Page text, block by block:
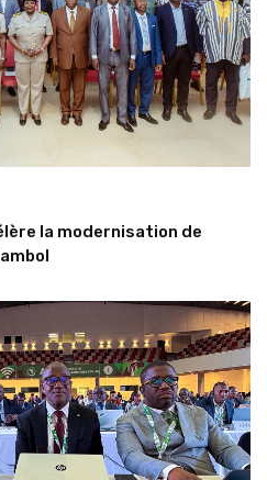
la modernisation de